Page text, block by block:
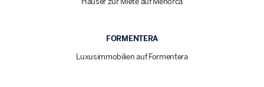
FORMENTERA
Luxusimmobilien auf Formentera